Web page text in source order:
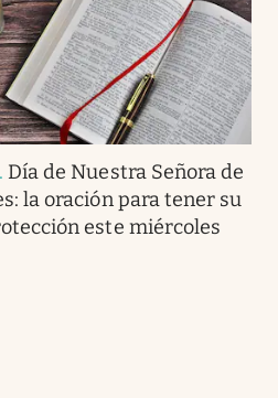
. Día de Nuestra Señora de
la oración para tener su
este miércoles